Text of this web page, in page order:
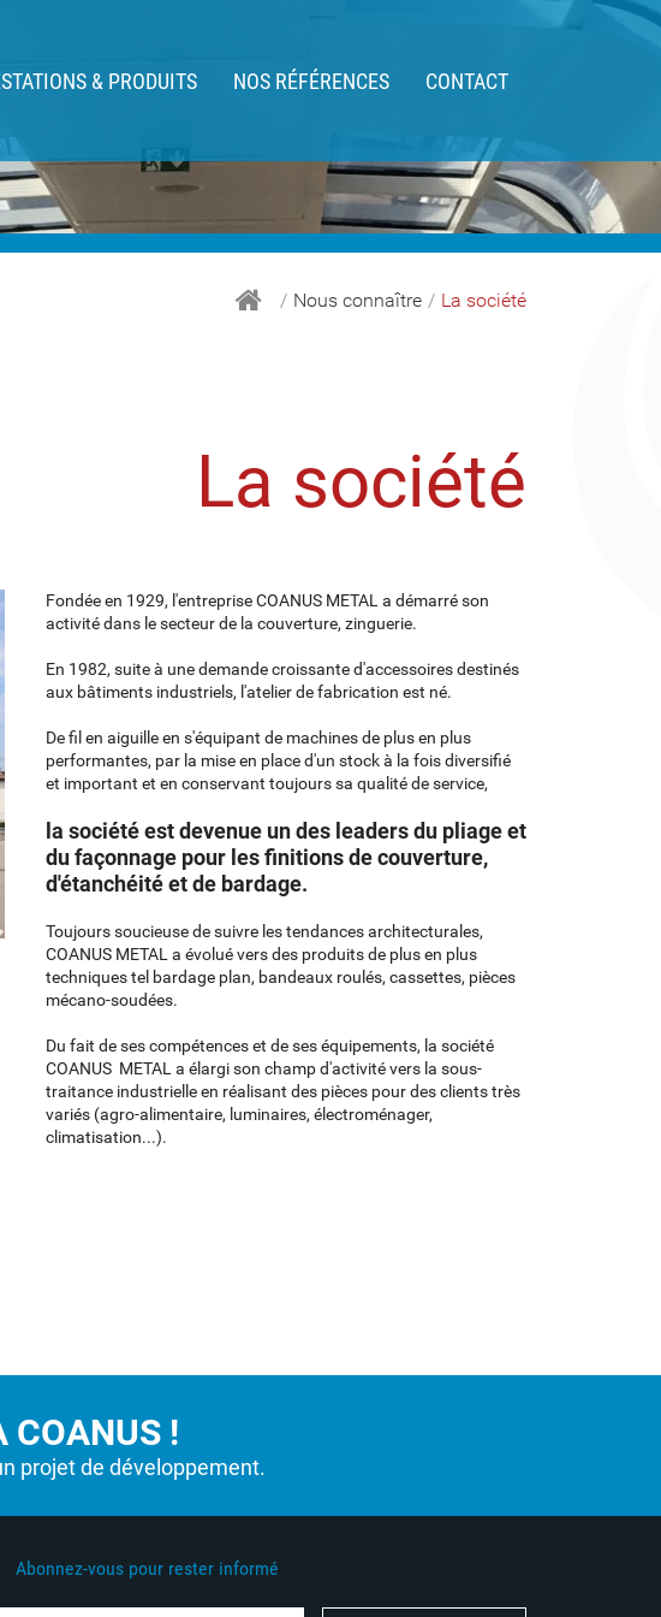
& PRODUITS NOS RÉFÉRENCES CONTACT
Nous connaître La société
La société
Fondée en 1929, l'entreprise COANUS METAL a démarré son
activité dans le secteur de la couverture, zinguerie.
En 1982, suite à une demande croissante d'accessoires destinés
aux bâtiments industriels, l'atelier de fabrication est né.
De fil en aiguille en s'équipant de machines de plus en plus
performantes, par la mise en place d'un stock à la fois diversifié
et important et en conservant toujours sa qualité de service,
la société est devenue un des leaders du pliage et
du façonnage pour les finitions de couverture,
d'étanchéité et de bardage.
Toujours soucieuse de suivre les tendances architecturales,
COANUS METAL a évolué vers des produits de plus en plus
techniques tel bardage plan, bandeaux roulés, cassettes, pièces
mécano-soudées.
Du fait de ses compétences et de ses équipements, la société
COANUS METAL a élargi son champ d'activité vers la sous-
traitance industrielle en réalisant des pièces pour des clients très
variés (agro-alimentaire, luminaires, électroménager,
climatisation...).
COANUS !
projet de développement.
Abonnez-vous pour rester informé